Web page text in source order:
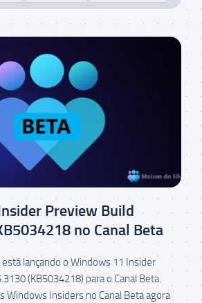
Preview Build
no Canal Beta
lançando o Windows 11 Insider
(KB5034218) para o Canal Beta.
Windows Insiders no Canal Beta agora